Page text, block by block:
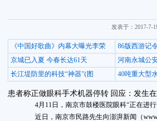
发表于：2017-7-
《中国好歌曲》内幕大曝光李荣 86版西游记
京城已入夏 今春长达61天
河南永城公
长江堤防里的科技“神器”(图
40吨重大型
患者称正做眼科手术机器停转 回应：发生
4月11日，南京市鼓楼医院眼科“正在进行
近日，南京市民路先生向澎湃新闻（